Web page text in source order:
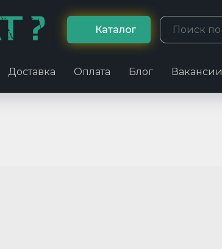
Каталог
Доставка Оплата Блог Вакансии